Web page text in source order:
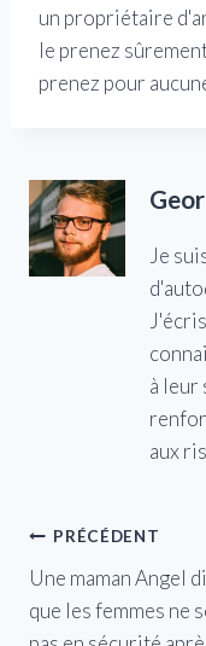
un propriétaire
le prenez
prenez pour
Je
à leur
aux
Navigation
de
PRÉCÉDENT
Une maman Angel
que les femmes ne